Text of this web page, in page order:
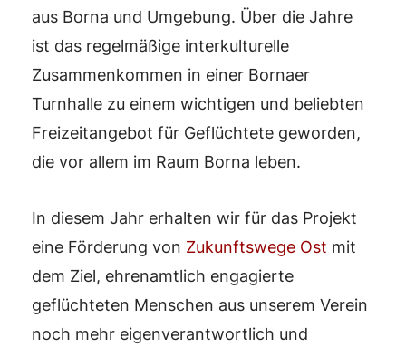
aus Borna und Umgebung. Über die Jahre
ist das regelmäßige interkulturelle
Zusammenkommen in einer Bornaer
Turnhalle zu einem wichtigen und beliebten
Freizeitangebot für Geflüchtete geworden,
die vor allem im Raum Borna leben.
In diesem Jahr erhalten wir für das Projekt
eine Förderung von Zukunftswege Ost mit
dem Ziel, ehrenamtlich engagierte
geflüchteten Menschen aus unserem Verein
noch mehr eigenverantwortlich und